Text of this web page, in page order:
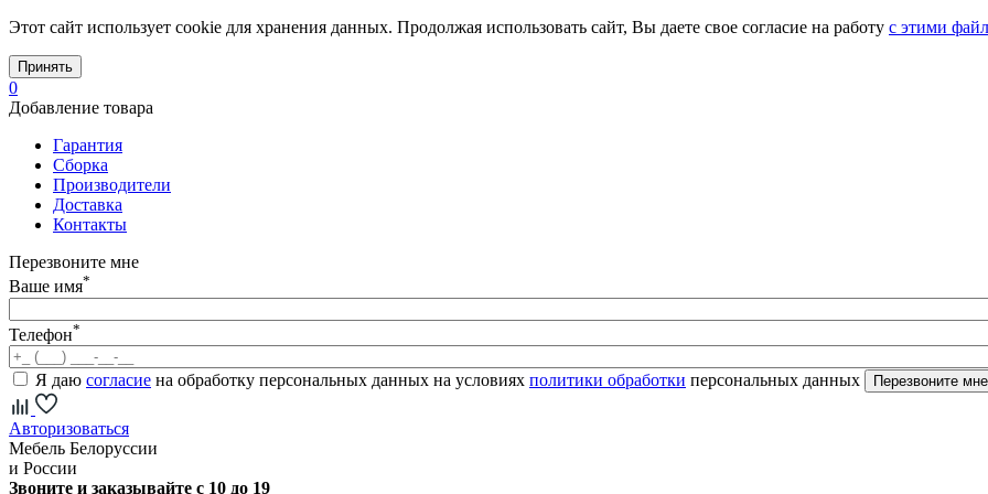
Этот сайт использует cookie для хранения данных. Продолжая использовать сайт, Вы даете свое согласие на работу с этими
Принять
0
Добавление товара
Гарантия
Сборка
Производители
Доставка
Контакты
Перезвоните мне
Ваше имя*
Телефон*
Я даю согласие на обработку персональных данных на условиях политики обработки персональных данных
Авторизоваться
Мебель Белоруссии
и России
Звоните и заказывайте с 10 до 19